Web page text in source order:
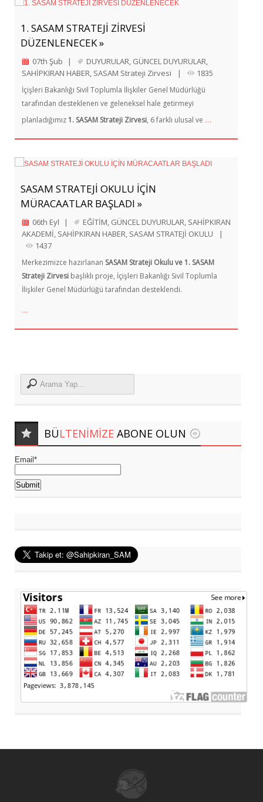
1. SASAM STRATEJİ ZİRVESİ
DÜZENLENECEK »
07th Şub | DUYURULAR GÜNCEL DUYURULAR
SAHİPKIRAN HABER SASAM Strateji Zirvesi | 1835
İçişleri Bakanlığı Sivil Toplumla İlişkiler Genel Müdürlüğü
tarafından desteklenen ve geleneksel hale getirmeyi
planladığımız1. SASAM Strateji Zirvesi, 6 farklı ulusal ve …
SASAM STRATEJİ OKULU İÇİN
MÜRACAATLAR BAŞLADI »
06th Eyl | EĞİTİM GÜNCEL DUYURULAR SAHİPKIRAN
AKADEMİ SAHİPKIRAN HABER SASAM STRATEJİ OKULU
|
1437
Merkezimizce hazırlanan SASAM Strateji Okulu ve 1. SASAM
Strateji Zirvesi başlıklı proje, İçişleri Bakanlığı Sivil Toplumla
İlişkiler Genel Müdürlüğü tarafından desteklendi.
…
BÜLTENIMIZE ABONE OLUN
Email*